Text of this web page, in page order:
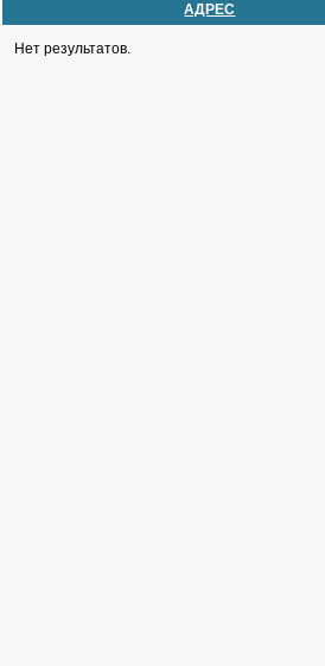
АДРЕС
Нет результатов.